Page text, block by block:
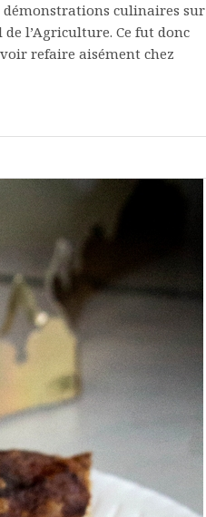
démonstrations culinaires sur
l’Agriculture. Ce fut donc
refaire aisément chez